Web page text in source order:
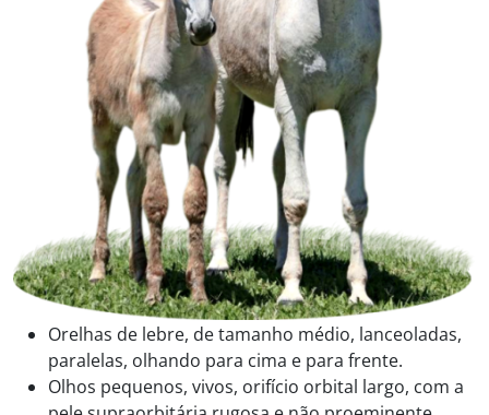
Orelhas de lebre, de tamanho médio, lanceoladas,
paralelas, olhando para cima e para frente.
Olhos pequenos, vivos, orifício orbital largo, com a